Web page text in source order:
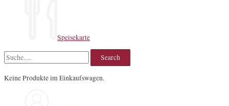
Speisekarte
Keine Produkte im Einkaufswagen.